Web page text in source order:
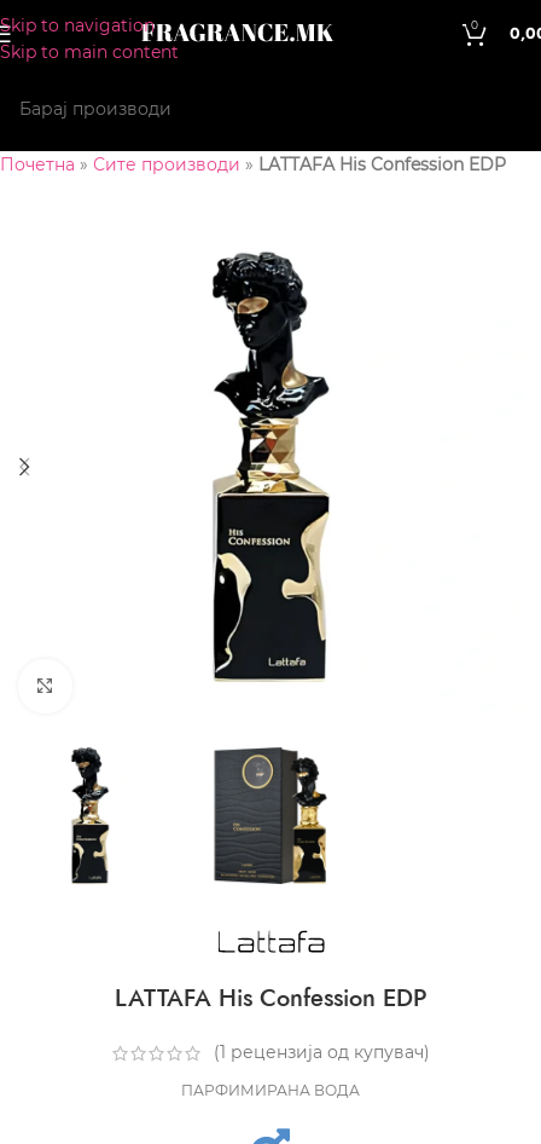
Skip to navigation
Skip to main content
0
Почетна » Сите производи » LATTAFA His Confession EDP
CLICK TO ENLARGE
LATTAFA His Confession EDP
(1 рецензија од купувач)
ПАРФИМИРАНА ВОДА